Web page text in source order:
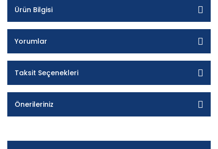
Ürün Bilgisi
Yorumlar
Taksit Seçenekleri
Önerileriniz